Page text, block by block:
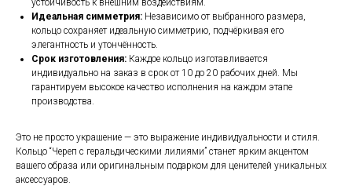
Идеальная симметрия: Независимо от выбранного размера,
кольцо сохраняет идеальную симметрию, подчёркивая его
элегантность и утончённость.
Срок изготовления: Каждое кольцо изготавливается
индивидуально на заказ в срок от 10 до 20 рабочих дней. Мы
гарантируем высокое качество исполнения на каждом этапе
производства.
Это не просто украшение — это выражение индивидуальности и стиля.
Кольцо “Череп с геральдическими лилиями” станет ярким акцентом
вашего образа или оригинальным подарком для ценителей уникальных
аксессуаров.